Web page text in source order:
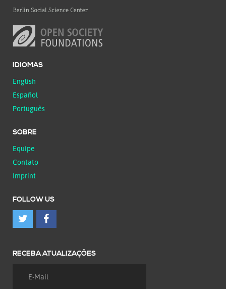
IDIOMAS
English
Español
Português
SOBRE
Equipe
Contato
Imprint
FOLLOW US
RECEBA ATUALIZAÇÕES